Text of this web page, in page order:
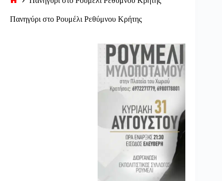
σελίδα
Πανηγύρι στο Ρουμέλι Ρεθύμνου Κρήτης